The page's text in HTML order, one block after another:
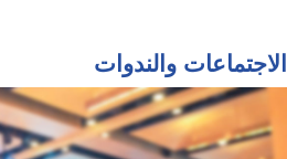
الاجتماعات والندوات